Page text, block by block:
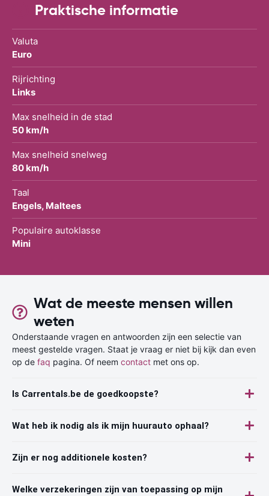
Praktische informatie
Valuta
Euro
Rijrichting
Links
Max snelheid in de stad
50 km/h
Max snelheid snelweg
80 km/h
Taal
Engels, Maltees
Populaire autoklasse
Mini
Wat de meeste mensen willen
weten
Onderstaande vragen en antwoorden zijn een selectie van
meest gestelde vragen. Staat je vraag er niet bij kijk dan even
op de faq pagina. Of neem contact met ons op.
Is Carrentals.be de goedkoopste?
Wat heb ik nodig als ik mijn huurauto ophaal?
Zijn er nog additionele kosten?
Welke verzekeringen zijn van toepassing op mijn